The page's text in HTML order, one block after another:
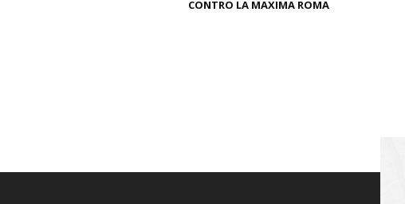
CONTRO LA MAXIMA ROMA